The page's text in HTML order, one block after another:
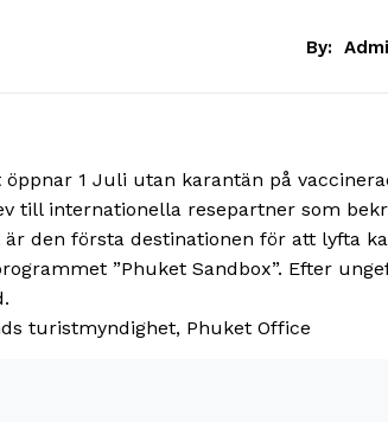
By:
1 Juli utan karantän på
till internationella resepartner som
är den första destinationen för att lyfta
”Phuket Sandbox”. Efter
turistmyndighet, Phuket Office